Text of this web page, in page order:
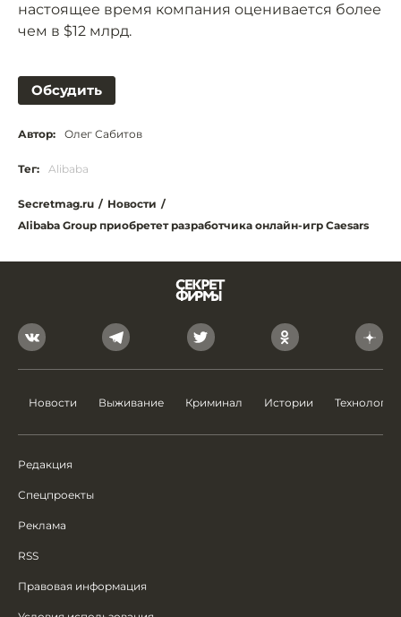
настоящее время компания оценивается более
чем в $12 млрд.
Обсудить
Автор: Олег Сабитов
Тег: Alibaba
Secretmag.ru / Новости /
Alibaba Group приобретет разработчика онлайн-игр Caesars
Новости Выживание Криминал Истории Технологии
Редакция
Спецпроекты
Реклама
RSS
Правовая информация